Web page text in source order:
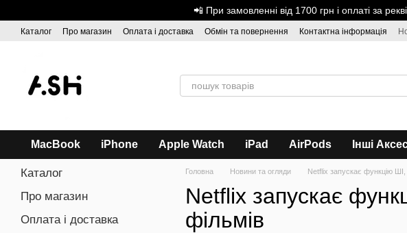
📲 При замовленні від 1700 грн і оплаті
Каталог Про магазин Оплата і доставка Обмін та повернення Контактна інформація
MacBook iPhone Apple Watch iPad AirPods Інші
Головна Новини та огляди Netflix запускає функцію ШІ,
Netflix запускає
фільмів
Каталог
Про магазин
Оплата і доставка